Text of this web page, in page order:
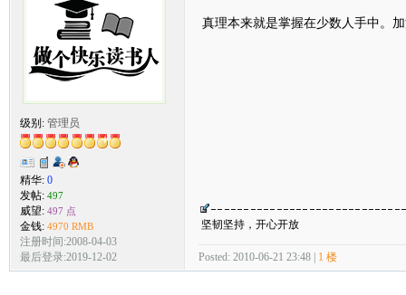
级别: 管理员
精华: 0
发帖: 497
威望: 497 点
金钱: 4970 RMB
注册时间:2008-04-03
最后登录:2019-12-02
真理本来就是掌握在少数人手中。
坚韧坚持，开心开放
Posted: 2010-06-21 23:48 | 1 楼